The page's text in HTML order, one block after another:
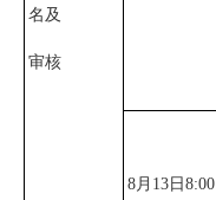
名及
审核
8月13日8:00